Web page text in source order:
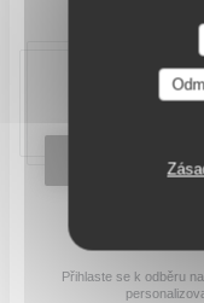
20,
Přihlaste se k odběru